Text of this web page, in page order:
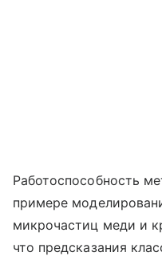
Работоспособность
примере
микрочастиц меди и
что предсказания